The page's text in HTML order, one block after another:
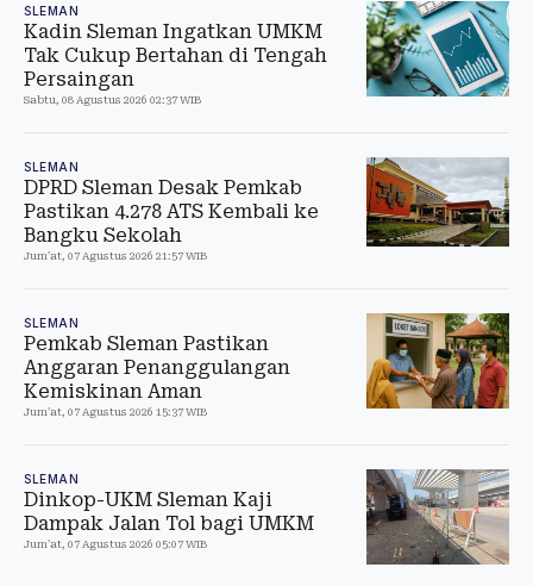
SLEMAN
Kadin Sleman Ingatkan UMKM
Tak Cukup Bertahan di Tengah
Persaingan
Sabtu, 08 Agustus 2026 02:37 WIB
SLEMAN
DPRD Sleman Desak Pemkab
Pastikan 4.278 ATS Kembali ke
Bangku Sekolah
Jum'at, 07 Agustus 2026 21:57 WIB
SLEMAN
Pemkab Sleman Pastikan
Anggaran Penanggulangan
Kemiskinan Aman
Jum'at, 07 Agustus 2026 15:37 WIB
SLEMAN
Dinkop-UKM Sleman Kaji
Dampak Jalan Tol bagi UMKM
Jum'at, 07 Agustus 2026 05:07 WIB